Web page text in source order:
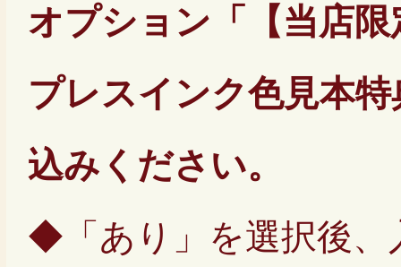
オプション「【当店
プレスインク色見本
込みください。
◆「あり」を選択後、